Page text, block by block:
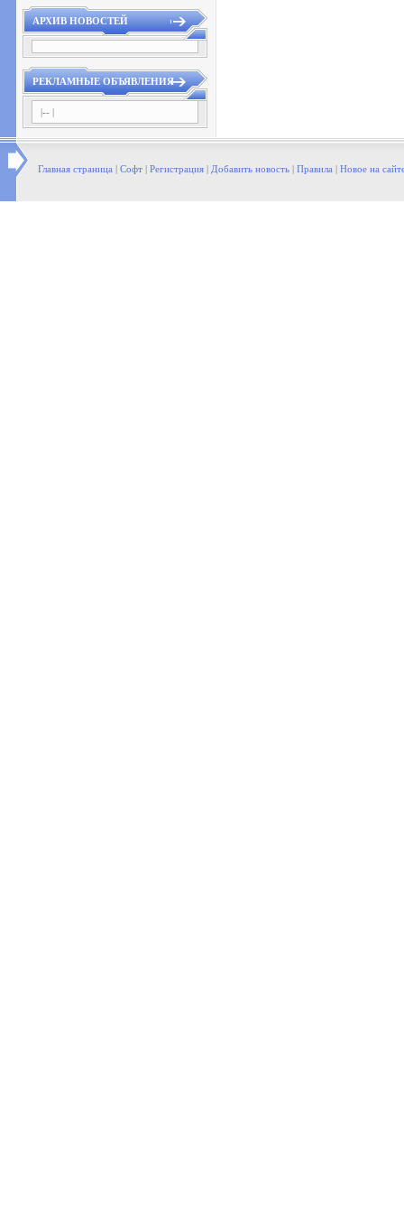
АРХИВ НОВОСТЕЙ
РЕКЛАМНЫЕ ОБЪЯВЛЕНИЯ
|-- |
Главная страница | Софт | Регистрация | Добавить новость | Правила | Новое на